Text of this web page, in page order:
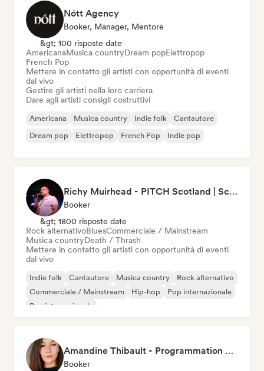
Nótt Agency
Booker, Manager, Mentore
&gt; 100 risposte date
AmericanaMusica countryDream popElettropop
French Pop
Mettere in contatto gli artisti con opportunità di eventi
dal vivo
Gestire gli artisti nella loro carriera
Dare agli artisti consigli costruttivi
Americana Musica country Indie folk
Cantautore
Dream pop
Elettropop French Pop Indie pop
Richy Muirhead - PITCH Scotland | Scottish Alternative Music Awards (SAMA)
Booker
&gt; 1800 risposte date
Rock alternativoBluesCommerciale / Mainstream
Musica countryDeath / Thrash
Mettere in contatto gli artisti con opportunità di eventi
dal vivo
Indie folk Cantautore Musica country
Rock alternativo
Commerciale / Mainstream
Hip-hop
Pop internazionale
Rap internazionale
Amandine Thibault - Programmation Concerts SMAC IDF, Booking, Management
Booker